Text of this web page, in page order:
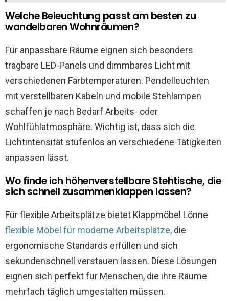
Welche Beleuchtung passt am besten zu
wandelbaren Wohnräumen?
Für anpassbare Räume eignen sich besonders
tragbare LED-Panels und dimmbares Licht mit
verschiedenen Farbtemperaturen. Pendelleuchten
mit verstellbaren Kabeln und mobile Stehlampen
schaffen je nach Bedarf Arbeits- oder
Wohlfühlatmosphäre. Wichtig ist, dass sich die
Lichtintensität stufenlos an verschiedene Tätigkeiten
anpassen lässt.
Wo finde ich höhenverstellbare Stehtische, die
sich schnell zusammenklappen lassen?
Für flexible Arbeitsplätze bietet Klappmöbel Lönne
flexible Möbel für moderne Arbeitsplätze, die
ergonomische Standards erfüllen und sich
sekundenschnell verstauen lassen. Diese Lösungen
eignen sich perfekt für Menschen, die ihre Räume
mehrfach täglich umgestalten müssen.